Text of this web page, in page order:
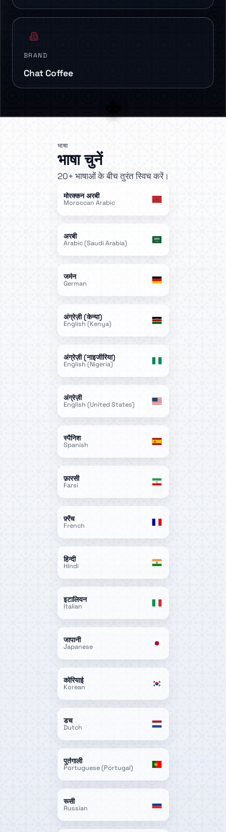
BRAND
Chat Coffee
भाषा
भाषा चुनें
20+ भाषाओं के बीच तुरंत स्विच करें।
मोरक्कन अरबी
Moroccan Arabic
अरबी
Arabic (Saudi Arabia)
जर्मन
German
अंग्रेज़ी (केन्या)
English (Kenya)
अंग्रेज़ी (नाइजीरिया)
English (Nigeria)
अंग्रेज़ी
English (United States)
स्पैनिश
Spanish
फ़ारसी
Farsi
फ़्रेंच
French
हिन्दी
Hindi
इटालियन
Italian
जापानी
Japanese
कोरियाई
Korean
डच
Dutch
पुर्तगाली
Portuguese (Portugal)
रूसी
Russian